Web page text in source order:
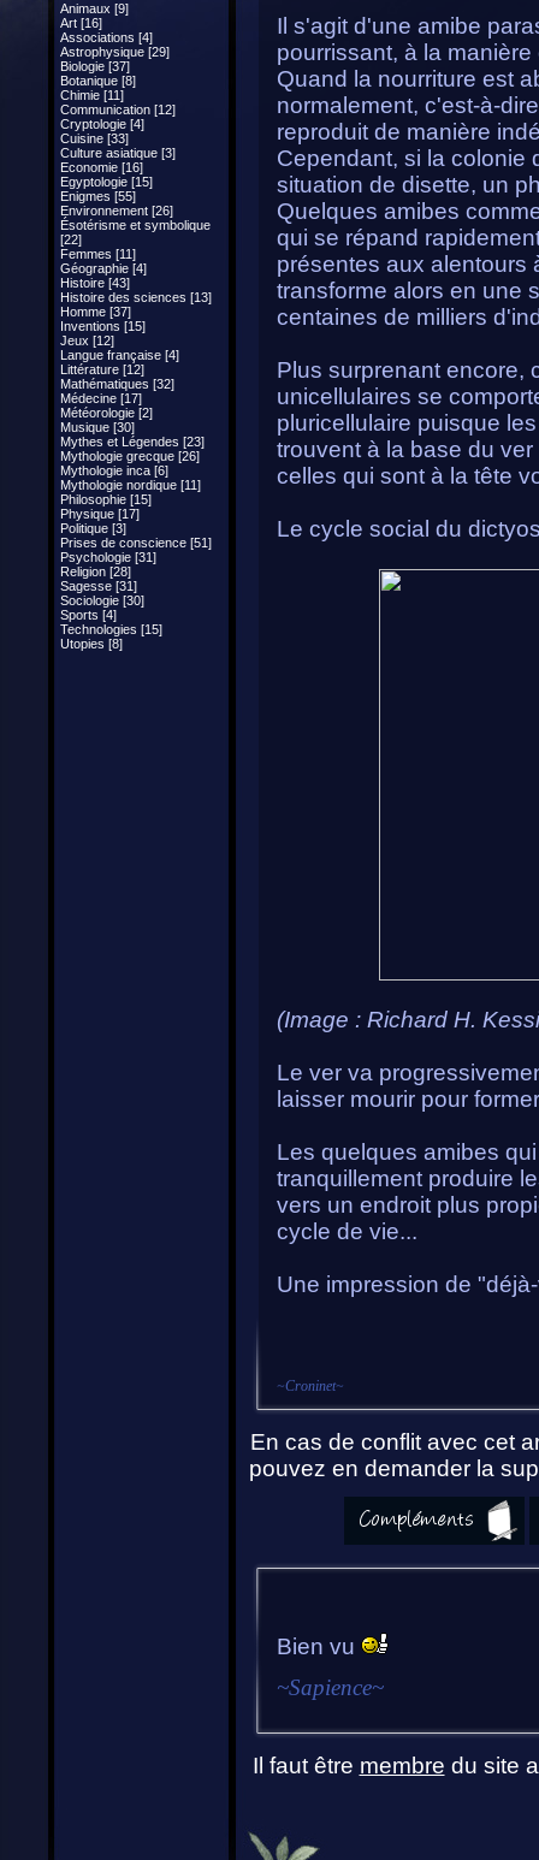
Animaux [9]
Art [16]
Associations [4]
Astrophysique [29]
Biologie [37]
Botanique [8]
Chimie [11]
Communication [12]
Cryptologie [4]
Cuisine [33]
Culture asiatique [3]
Economie [16]
Egyptologie [15]
Enigmes [55]
Environnement [26]
Ésotérisme et symbolique
[22]
Femmes [11]
Géographie [4]
Histoire [43]
Histoire des sciences [13]
Homme [37]
Inventions [15]
Jeux [12]
Langue française [4]
Littérature [12]
Mathématiques [32]
Médecine [17]
Météorologie [2]
Musique [30]
Mythes et Légendes [23]
Mythologie grecque [26]
Mythologie inca [6]
Mythologie nordique [11]
Philosophie [15]
Physique [17]
Politique [3]
Prises de conscience [51]
Psychologie [31]
Religion [28]
Sagesse [31]
Sociologie [30]
Sports [4]
Technologies [15]
Utopies [8]
Il s'agit d'une amibe
pourrissant, à la
Quand la nourriture est
normalement, c'est-à-
reproduit de manière
Cependant, si la colonie
situation de disette, un
Quelques amibes
qui se répand
présentes aux alentours
transforme alors en une
centaines de milliers
Plus surprenant encore,
unicellulaires se
pluricellulaire puisque
trouvent à la base du
celles qui sont à la tête
Le cycle social du
(Image : Richard H.
Le ver va
laisser mourir pour
Les quelques amibes
tranquillement produire
vers un endroit plus
cycle de vie...
Une impression de
~Croninet~
En cas de conflit avec cet
pouvez en demander la
Bien vu
~Sapience~
Il faut être membre du site